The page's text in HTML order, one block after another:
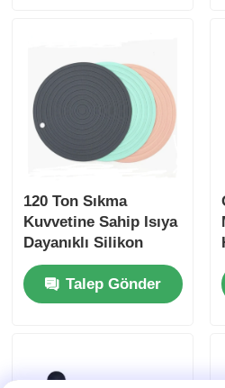
120 Ton Sıkma
Kuvvetine Sahip Isıya
Dayanıklı Silikon
Pedler için FDA
Onaylı LSR
Enjeksiyon Makinesi
Talep Gönder